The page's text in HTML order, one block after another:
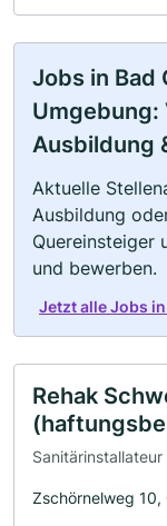
Jobs in Bad
Umgebung:
Ausbildung
Aktuelle
Ausbildung
Quereinsteiger
und bewerben.
Jetzt alle Jobs
Rehak
Sanitärinstallateur
Zschörnelweg 10,